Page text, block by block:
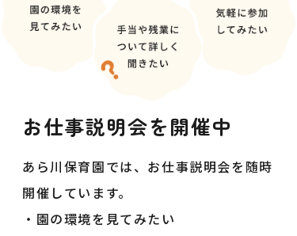
LINEで相談
お仕事説明会を開催中
あら川保育園では、お仕事説明会を随時
開催しています。
・園の環境を見てみたい